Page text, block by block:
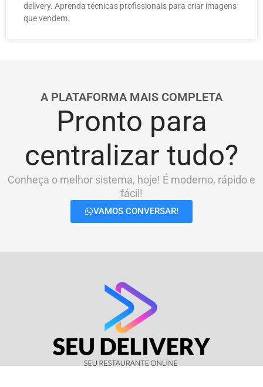
delivery. Aprenda técnicas profissionais para criar imagens
que vendem.
A PLATAFORMA MAIS COMPLETA
Pronto para
centralizar tudo?
Conheça o melhor sistema, hoje! É moderno, rápido e
fácil!
VAMOS CONVERSAR!